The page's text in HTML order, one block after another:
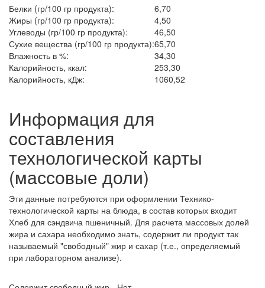
Белки (гр/100 гр продукта):
6,70
Жиры (гр/100 гр продукта):
4,50
Углеводы (гр/100 гр продукта):
46,50
Сухие вещества (гр/100 гр продукта):65,70
Влажность в %:
34,30
Калорийность, ккал:
253,30
Калорийность, кДж:
1060,52
Информация для
составления
технологической карты
(массовые доли)
Эти данные потребуются при оформлении Технико-
технологической карты на блюда, в состав которых входит
Хлеб для сэндвича пшеничный. Для расчета массовых долей
жира и сахара необходимо знать, содержит ли продукт так
называемый "свободный" жир и сахар (т.е., определяемый
при лабораторном анализе).